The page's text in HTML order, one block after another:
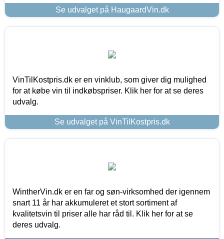
Se udvalget på HaugaardVin.dk
VinTilKostpris.dk er en vinklub, som giver dig mulighed
for at købe vin til indkøbspriser. Klik her for at se deres
udvalg.
Se udvalget på VinTilKostpris.dk
WintherVin.dk er en far og søn-virksomhed der igennem
snart 11 år har akkumuleret et stort sortiment af
kvalitetsvin til priser alle har råd til. Klik her for at se
deres udvalg.